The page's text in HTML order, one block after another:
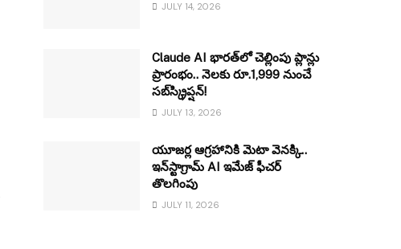
JULY 14, 2026
Claude AI భారత్‌లో చెల్లింపు ప్లాన్లు
ప్రారంభం.. నెలకు రూ.1,999 నుంచే
సబ్‌స్క్రిప్షన్!
JULY 13, 2026
యూజర్ల ఆగ్రహానికి మెటా వెనక్కి..
ఇన్‌స్టాగ్రామ్ AI ఇమేజ్ ఫీచర్
తొలగింపు
JULY 11, 2026